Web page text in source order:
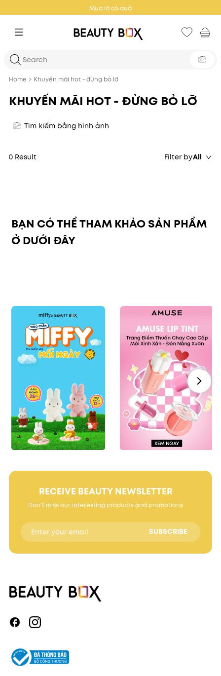
Mua là có quà
Home > Khuyến mãi hot - đừng bỏ lỡ
KHUYẾN MÃI HOT - ĐỪNG BỎ LỠ
Tìm kiếm bằng hình ảnh
0 Result Filter byAll
BẠN CÓ THỂ THAM KHẢO SẢN PHẨM
Ở DƯỚI ĐÂY
RECEIVE BEAUTY NEWSLETTER
Don't miss our interesting products and promotions
SUBSCRIBE